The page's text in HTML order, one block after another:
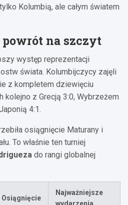
Kolumbią, ale całym światem
na szczyt
występ reprezentacji
świata. Kolumbijczycy zajęli
z kompletem dziewięciu
z Grecją 3:0, Wybrzeżem
4:1.
osiągnięcie Maturany i
To właśnie ten turniej
do rangi globalnej
Osiągnięcie
Najważniejsze